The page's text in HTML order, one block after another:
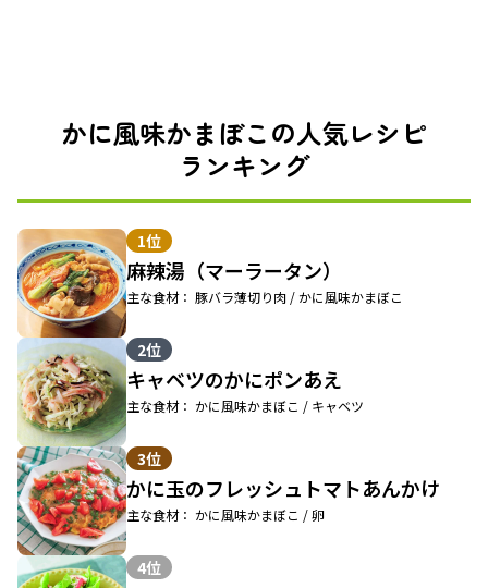
かに風味かまぼこの人気レシピ
ランキング
1位
麻辣湯（マーラータン）
主な食材： 豚バラ薄切り肉 / かに風味かまぼこ
2位
キャベツのかにポンあえ
主な食材： かに風味かまぼこ / キャベツ
3位
かに玉のフレッシュトマトあんかけ
主な食材： かに風味かまぼこ / 卵
4位